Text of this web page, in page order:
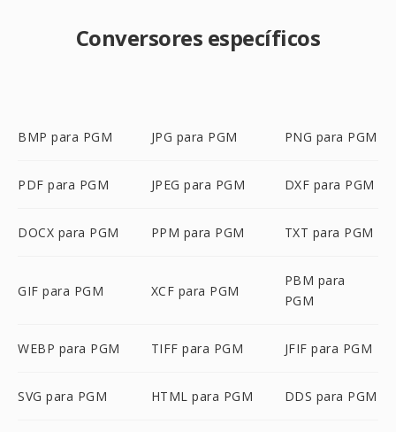
Conversores específicos
BMP para PGM JPG para PGM PNG para PGM
PDF para PGM JPEG para PGM DXF para PGM
DOCX para PGM PPM para PGM TXT para PGM
GIF para PGM XCF para PGM
PBM para
PGM
WEBP para PGM TIFF para PGM JFIF para PGM
SVG para PGM HTML para PGM DDS para PGM